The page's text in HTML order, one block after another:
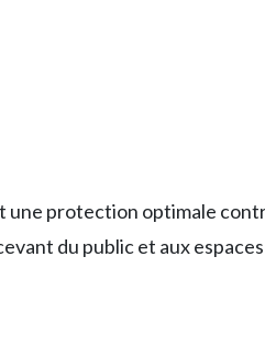
protection optimale
du public et aux espaces